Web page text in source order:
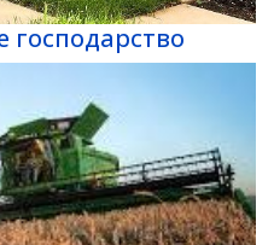
господарство